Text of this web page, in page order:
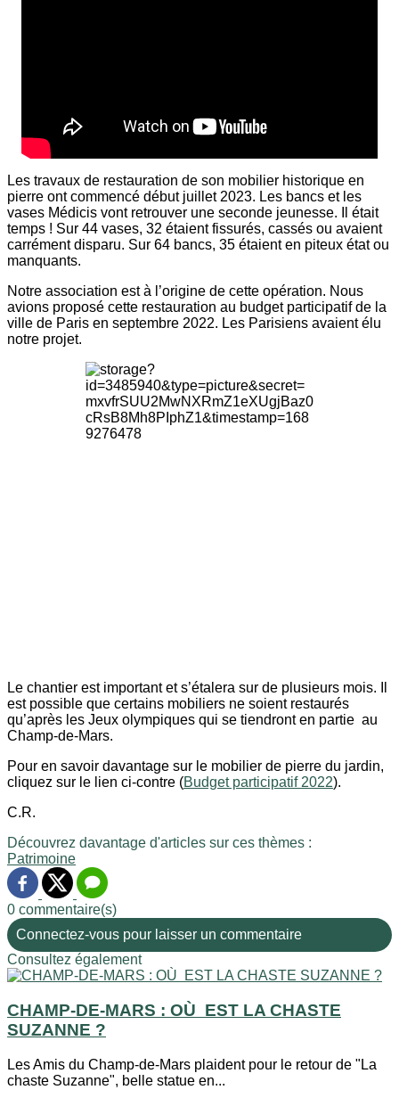
Les travaux de restauration de son mobilier historique en
pierre ont commencé début juillet 2023. Les bancs et les
vases Médicis vont retrouver une seconde jeunesse. Il était
temps ! Sur 44 vases, 32 étaient fissurés, cassés ou avaient
carrément disparu. Sur 64 bancs, 35 étaient en piteux état ou
manquants.
Notre association est à l’origine de cette opération. Nous
avions proposé cette restauration au budget participatif de la
ville de Paris en septembre 2022. Les Parisiens avaient élu
notre projet.
Le chantier est important et s’étalera sur de plusieurs mois. Il
est possible que certains mobiliers ne soient restaurés
qu’après les Jeux olympiques qui se tiendront en partie au
Champ-de-Mars.
Pour en savoir davantage sur le mobilier de pierre du jardin,
cliquez sur le lien ci-contre (Budget participatif 2022).
C.R.
Découvrez davantage d'articles sur ces thèmes :
Patrimoine
0 commentaire(s)
Connectez-vous pour laisser un commentaire
Consultez également
CHAMP-DE-MARS : OÙ EST LA CHASTE
SUZANNE ?
Les Amis du Champ-de-Mars plaident pour le retour de "La
chaste Suzanne", belle statue en...